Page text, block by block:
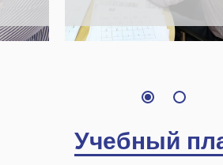
Учебный